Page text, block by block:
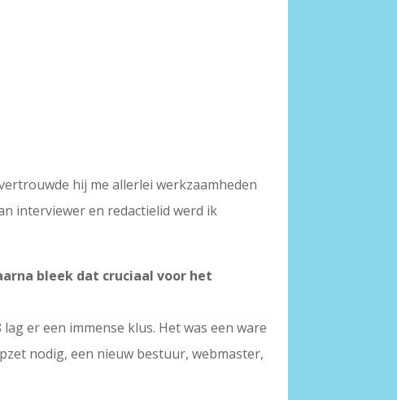
hij me allerlei werkzaamheden
interviewer en redactielid werd ik
bleek dat cruciaal voor het
er een immense klus. Het was een ware
nodig, een nieuw bestuur, webmaster,